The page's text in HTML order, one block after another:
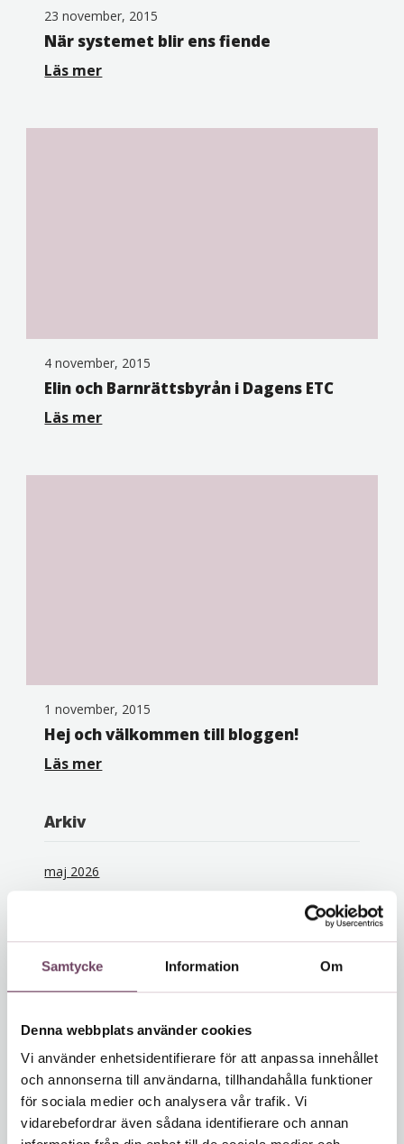
Samtycke Information Om
Denna webbplats använder cookies
Vi använder enhetsidentifierare för att anpassa innehållet
och annonserna till användarna, tillhandahålla funktioner
för sociala medier och analysera vår trafik. Vi
vidarebefordrar även sådana identifierare och annan
23 november, 2015
När systemet blir ens fiende
Läs mer
4 november, 2015
Elin och Barnrättsbyrån i Dagens ETC
Läs mer
1 november, 2015
Hej och välkommen till bloggen!
Läs mer
Arkiv
maj 2026
november 2025
oktober 2025
september 2025
juni 2025
mars 2025
oktober 2024
september 2024